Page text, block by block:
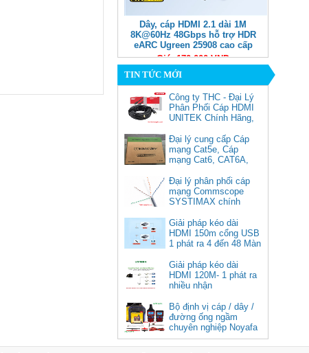
Dây, cáp HDMI 2.1 dài 1M
8K@60Hz 48Gbps hỗ trợ HDR
eARC Ugreen 25908 cao cấp
Giá: 170,000 VNĐ
Cáp chuyển USB Type-C sang
Displayport 1.4 độ phân giải
cao cấp
Giá: 350,000 VNĐ
TIN TỨC MỚI
Công ty THC - Đại Lý
Phân Phối Cáp HDMI
UNITEK Chính Hãng,
Đại lý cung cấp Cáp
mạng Cat5e, Cáp
mạng Cat6, CAT6A,
Commscope
Đại lý phân phối cáp
mạng Commscope
SYSTIMAX chính
Giải pháp kéo dài
HDMI 150m cổng USB
1 phát ra 4 đến 48 Màn
Giải pháp kéo dài
HDMI 120M- 1 phát ra
nhiều nhận
Bộ định vị cáp / dây /
đường ống ngầm
chuyên nghiệp Noyafa
NF-826